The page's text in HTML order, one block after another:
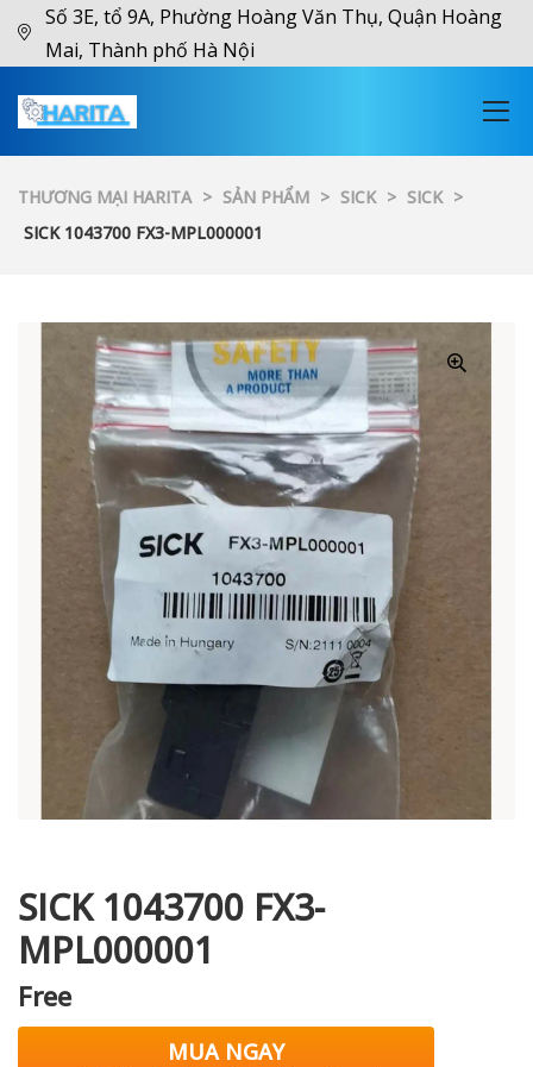
Số 3E, tổ 9A, Phường Hoàng Văn Thụ, Quận Hoàng
Mai, Thành phố Hà Nội
THƯƠNG MẠI HARITA > SẢN PHẨM > SICK > SICK >
SICK 1043700 FX3-MPL000001
SICK 1043700 FX3-
MPL000001
Free
MUA NGAY